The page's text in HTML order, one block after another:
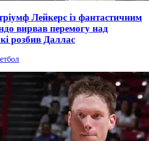
Лейкерс із фантастичним
вирвав перемогу над
розбив Даллас